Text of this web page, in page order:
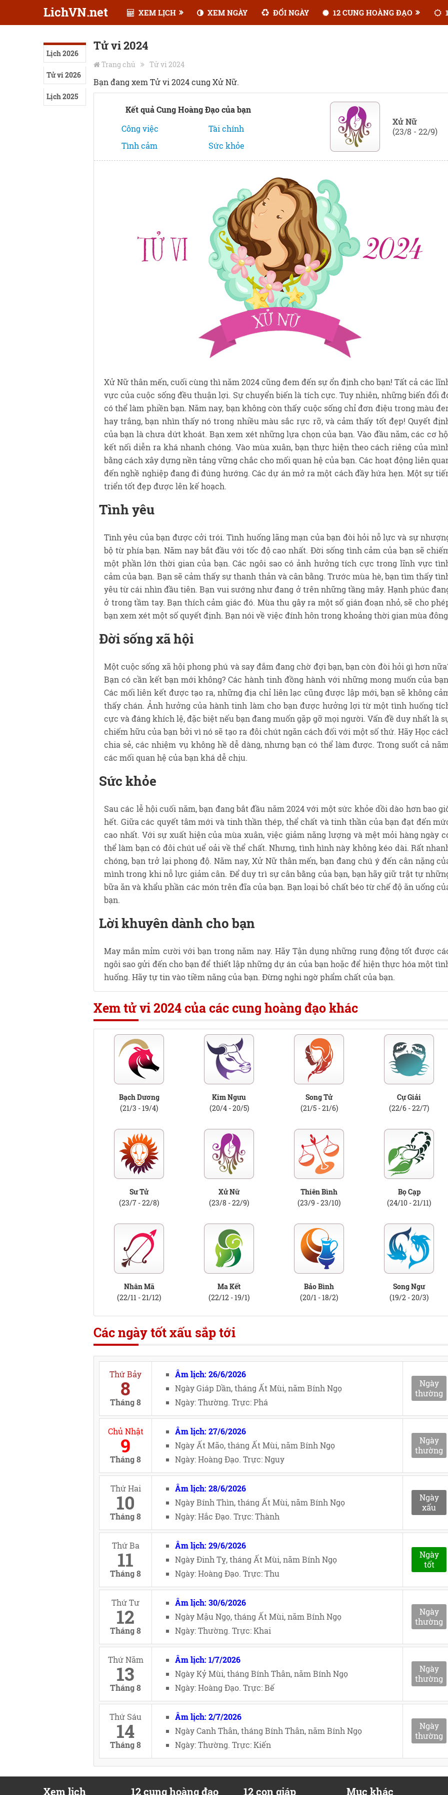
LichVN.net XEM LỊCH XEM NGÀY ĐỔI NGÀY 12 CUNG HOÀNG ĐẠO
Lịch 2026
Tử vi 2026
Lịch 2025
Tử vi 2024
Trang chủ Tử vi 2024
Bạn đang xem Tử vi 2024 cung Xử Nữ.
Kết quả Cung Hoàng Đạo của bạn
Công việc
Tài chính
Tình cảm
Sức khỏe
Xử Nữ
(23/8 - 22/9)
Xử Nữ thân mến, cuối cùng thì năm 2024 cũng đem đến sự ổn định cho bạn! Tất cả các
vực của cuộc sống đều thuận lợi. Sự chuyển biến là tích cực. Tuy nhiên, những biến đổi
có thể làm phiền bạn. Năm nay, bạn không còn thấy cuộc sống chỉ đơn điệu trong màu
hay trắng, bạn nhìn thấy nó trong nhiều màu sắc rực rỡ, và cảm thấy tốt đẹp! Quyết
của bạn là chưa dứt khoát. Bạn xem xét những lựa chọn của bạn. Vào đầu năm, các cơ
kết nối diễn ra khá nhanh chóng. Vào mùa xuân, bạn thực hiện theo cách riêng của
bằng cách xây dựng nền tảng vững chắc cho mối quan hệ của bạn. Các hoạt động liên
đến nghề nghiệp đang đi đúng hướng. Các dự án mở ra một cách đầy hứa hẹn. Một sự
triển tốt đẹp được lên kế hoạch.
Tình yêu
Tình yêu của bạn được cởi trói. Tình huống lãng mạn của bạn đòi hỏi nỗ lực và sự
bộ từ phía bạn. Năm nay bắt đầu với tốc độ cao nhất. Đời sống tình cảm của bạn sẽ
một phần lớn thời gian của bạn. Các ngôi sao có ảnh hưởng tích cực trong lĩnh vực
cảm của bạn. Bạn sẽ cảm thấy sự thanh thản và cân bằng. Trước mùa hè, bạn tìm thấy
yêu từ cái nhìn đầu tiên. Bạn vui sướng như đang ở trên những tầng mây. Hạnh phúc
ở trong tầm tay. Bạn thích cảm giác đó. Mùa thu gây ra một số gián đoạn nhỏ, sẽ cho
bạn xem xét một số quyết định. Bạn nói về việc đính hôn trong khoảng thời gian mùa
Đời sống xã hội
Một cuộc sống xã hội phong phú và say đắm đang chờ đợi bạn, bạn còn đòi hỏi gì hơn
Bạn có cần kết bạn mới không? Các hành tinh đồng hành với những mong muốn của
Các mối liên kết được tạo ra, những địa chỉ liên lạc cũng được lập mới, bạn sẽ không
thấy chán. Ảnh hưởng của hành tinh làm cho bạn được hưởng lợi từ một tình huống
cực và đáng khích lệ, đặc biệt nếu bạn đang muốn gặp gỡ mọi người. Vấn đề duy nhất là
chiếm hữu của bạn bởi vì nó sẽ tạo ra đôi chút ngăn cách đối với một số thứ. Hãy Học
chia sẻ, các nhiệm vụ không hề dễ dàng, nhưng bạn có thể làm được. Trong suốt cả
các mối quan hệ của bạn khá dễ chịu.
Sức khỏe
Sau các lễ hội cuối năm, bạn đang bắt đầu năm 2024 với một sức khỏe dồi dào hơn bao
hết. Giữa các quyết tâm mới và tinh thần thép, thể chất và tinh thần của bạn đạt đến
cao nhất. Với sự xuất hiện của mùa xuân, việc giảm năng lượng và mệt mỏi hàng ngày
thể làm bạn có đôi chút uể oải về thể chất. Nhưng, tình hình này không kéo dài. Rất
chóng, bạn trở lại phong độ. Năm nay, Xử Nữ thân mến, bạn đang chú ý đến cân nặng
mình trong khi nỗ lực giảm cân. Để duy trì sự cân bằng của bạn, bạn hãy giữ trật tự
bữa ăn và khẩu phần các món trên đĩa của bạn. Bạn loại bỏ chất béo từ chế độ ăn uống
bạn.
Lời khuyên dành cho bạn
May mắn mỉm cười với bạn trong năm nay. Hãy Tận dụng những rung động tốt được
ngôi sao gửi đến cho bạn để thiết lập những dự án của bạn hoặc để hiện thực hóa một
huống. Hãy tự tin vào tiềm năng của bạn. Đừng nghi ngờ phẩm chất của bạn.
Xem tử vi 2024 của các cung hoàng đạo khác
Bạch Dương
(21/3 - 19/4)
Kim Ngưu
(20/4 - 20/5)
Song Tử
(21/5 - 21/6)
Cự Giải
(22/6 - 22/7)
Sư Tử
(23/7 - 22/8)
Xử Nữ
(23/8 - 22/9)
Thiên Bình
(23/9 - 23/10)
Bọ Cạp
(24/10 - 21/11)
Nhân Mã
(22/11 - 21/12)
Ma Kết
(22/12 - 19/1)
Bảo Bình
(20/1 - 18/2)
Song Ngư
(19/2 - 20/3)
Các ngày tốt xấu sắp tới
Thứ Bảy
8
Tháng 8
Âm lịch: 26/6/2026
Ngày Giáp Dần, tháng Ất Mùi, năm Bính Ngọ
Ngày: Thường. Trực: Phá
Ngày
thường
Chủ Nhật
9
Tháng 8
Âm lịch: 27/6/2026
Ngày Ất Mão, tháng Ất Mùi, năm Bính Ngọ
Ngày: Hoàng Đạo. Trực: Nguy
Ngày
thường
Thứ Hai
10
Tháng 8
Âm lịch: 28/6/2026
Ngày Bính Thìn, tháng Ất Mùi, năm Bính Ngọ
Ngày: Hắc Đạo. Trực: Thành
Ngày
xấu
Thứ Ba
11
Tháng 8
Âm lịch: 29/6/2026
Ngày Đinh Tỵ, tháng Ất Mùi, năm Bính Ngọ
Ngày: Hoàng Đạo. Trực: Thu
Ngày
tốt
Thứ Tư
12
Tháng 8
Âm lịch: 30/6/2026
Ngày Mậu Ngọ, tháng Ất Mùi, năm Bính Ngọ
Ngày: Thường. Trực: Khai
Ngày
thường
Thứ Năm
13
Tháng 8
Âm lịch: 1/7/2026
Ngày Kỷ Mùi, tháng Bính Thân, năm Bính Ngọ
Ngày: Hoàng Đạo. Trực: Bế
Ngày
thường
Thứ Sáu
14
Tháng 8
Âm lịch: 2/7/2026
Ngày Canh Thân, tháng Bính Thân, năm Bính Ngọ
Ngày: Thường. Trực: Kiến
Ngày
thường
Xem lịch 12 cung hoàng đạo 12 con giáp Mục khác